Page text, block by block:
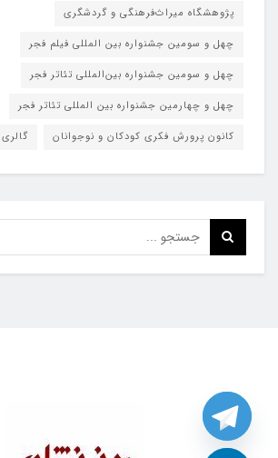
پژوهشگاه میراث‌فرهنگی و گردشگری
چهل و سومین جشنواره بین المللی فیلم فجر
چهل و سومین جشنواره بین‌المللی تئاتر فجر
چهل و چهارمین جشنواره بین المللی تئاتر فجر
کانون پرورش فکری کودکان و نوجوانان